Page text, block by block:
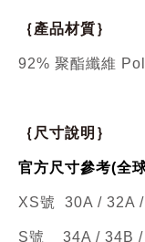
｛產品材質｝
92% 聚酯纖維
｛尺寸說明｝
官方尺寸參考(全
XS號 30A / 32A
S號 34A / 34B